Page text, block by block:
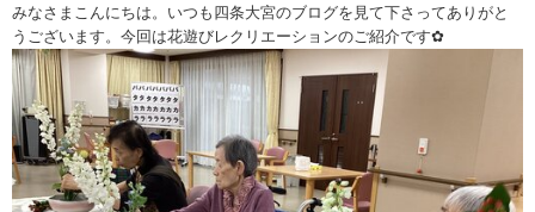
みなさまこんにちは。いつも四条大宮のブログを見て下さってありがと
うございます。今回は花遊びレクリエーションのご紹介です✿